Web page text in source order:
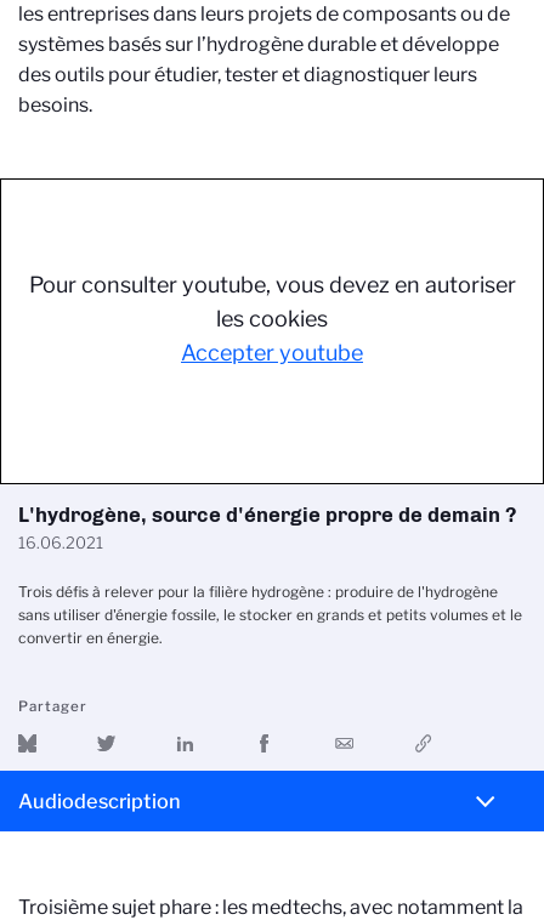
les entreprises dans leurs projets de composants ou de
systèmes basés sur l’hydrogène durable et développe
des outils pour étudier, tester et diagnostiquer leurs
besoins.
Pour consulter youtube, vous devez en autoriser
les cookies
Accepter youtube
L'hydrogène, source d'énergie propre de demain ?
16.06.2021
Trois défis à relever pour la filière hydrogène : produire de l'hydrogène
sans utiliser d'énergie fossile, le stocker en grands et petits volumes et le
convertir en énergie.
Partager
Audiodescription
Troisième sujet phare : les medtechs, avec notamment la